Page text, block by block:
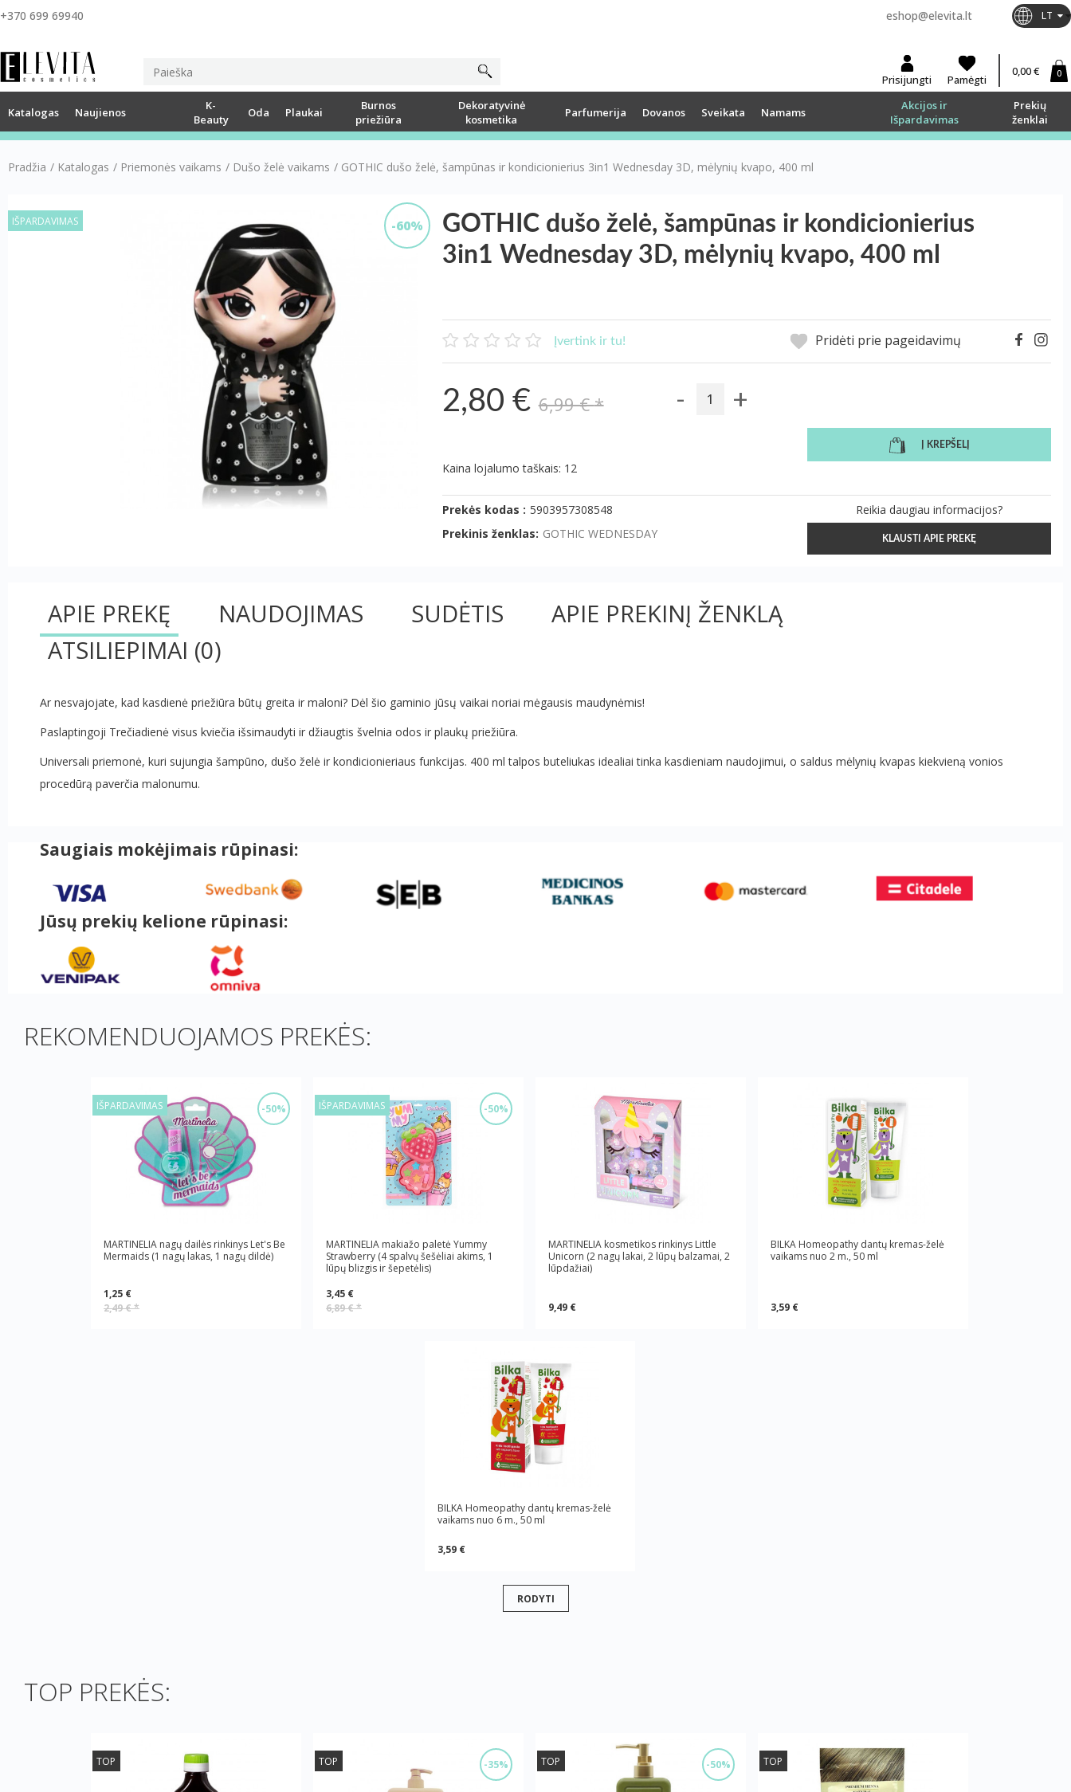
+370 699 69940 eshop@elevita.lt LT
Prisijungti Pamėgti
0,00 € 0
Katalogas Naujienos
K-
Beauty
Oda Plaukai
Burnos
priežiūra
Dekoratyvinė
kosmetika
Parfumerija Dovanos Sveikata Namams
Akcijos ir
Išpardavimas
Prekių
ženklai
Pradžia / Katalogas / Priemonės vaikams / Dušo želė vaikams / GOTHIC dušo želė, šampūnas ir kondicionierius 3in1 Wednesday 3D, mėlynių kvapo, 400 ml
-60%
IŠPARDAVIMAS
GOTHIC dušo želė, šampūnas ir kondicionierius
3in1 Wednesday 3D, mėlynių kvapo, 400 ml
Įvertink ir tu! Pridėti prie pageidavimų
2,80 € 6,99 €* - +
Į KREPŠELĮ
Kaina lojalumo taškais: 12
Prekės kodas : 5903957308548
Prekinis ženklas: GOTHIC WEDNESDAY
Reikia daugiau informacijos?
KLAUSTI APIE PREKĘ
APIE PREKĘ NAUDOJIMAS SUDĖTIS
APIE PREKINĮ ŽENKLĄ
ATSILIEPIMAI (0)
Ar nesvajojate, kad kasdienė priežiūra būtų greita ir maloni? Dėl šio gaminio jūsų vaikai noriai mėgausis maudynėmis!
Paslaptingoji Trečiadienė visus kviečia išsimaudyti ir džiaugtis švelnia odos ir plaukų priežiūra.
Universali priemonė, kuri sujungia šampūno, dušo želė ir kondicionieriaus funkcijas. 400 ml talpos buteliukas idealiai tinka kasdieniam naudojimui, o saldus mėlynių kvapas kiekvieną vonios
procedūrą paverčia malonumu.
Saugiais mokėjimais rūpinasi:
Jūsų prekių kelione rūpinasi:
REKOMENDUOJAMOS PREKĖS:
-50%
IŠPARDAVIMAS
MARTINELIA nagų dailės rinkinys Let's Be
Mermaids (1 nagų lakas, 1 nagų dildė)
1,25 €
2,49 €*
-50%
IŠPARDAVIMAS
MARTINELIA makiažo paletė Yummy
Strawberry (4 spalvų šešėliai akims, 1
lūpų blizgis ir šepetėlis)
3,45 €
6,89 €*
MARTINELIA kosmetikos rinkinys Little
Unicorn (2 nagų lakai, 2 lūpų balzamai, 2
lūpdažiai)
9,49 €
BILKA Homeopathy dantų kremas-želė
vaikams nuo 2 m., 50 ml
3,59 €
BILKA Homeopathy dantų kremas-želė
vaikams nuo 6 m., 50 ml
3,59 €
RODYTI
TOP PREKĖS:
TOP -35%
TOP -50%
TOP TOP